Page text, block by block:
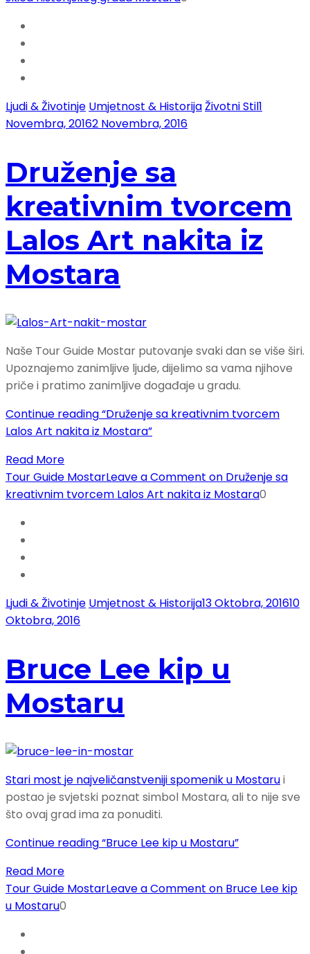
Ljudi & Životinje Umjetnost & HistorijaŽivotni Stil1
Novembra, 20162 Novembra, 2016
Druženje sa
kreativnim tvorcem
Lalos Art nakita iz
Mostara
Naše Tour Guide Mostar putovanje svaki dan se više širi.
Upoznajemo zanimljive ljude, dijelimo sa vama njihove
priče i pratimo zanimljive događaje u gradu.
Continue reading“Druženje sa kreativnim tvorcem
Lalos Art nakita iz Mostara”
Read More
Tour Guide MostarLeave a Comment on Druženje sa
kreativnim tvorcem Lalos Art nakita iz Mostara0
Ljudi & Životinje Umjetnost & Historija13 Oktobra, 201610
Oktobra, 2016
Bruce Lee kip u
Mostaru
Stari most je najveličanstveniji spomenik u Mostarui
postao je svjetski poznat simbol Mostara, ali to nije sve
što ovaj grad ima za ponuditi.
Continue reading“Bruce Lee kip u Mostaru”
Read More
Tour Guide MostarLeave a Comment on Bruce Lee kip
u Mostaru0